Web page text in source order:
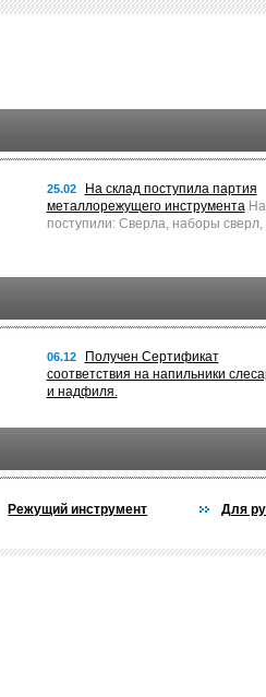
25.02
На склад поступила партия
металлорежущего инструментаНа
поступили: Сверла, наборы сверл,
06.12
Получен Сертификат
соответствия на напильники
и надфиля.
Режущий инструмент Для